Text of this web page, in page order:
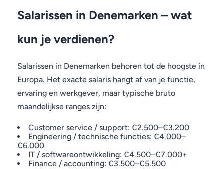
Salarissen in Denemarken – wat
kun je verdienen?
Salarissen in Denemarken behoren tot de hoogste in
Europa. Het exacte salaris hangt af van je functie,
ervaring en werkgever, maar typische bruto
maandelijkse ranges zijn:
Customer service / support: €2.500–€3.200
Engineering / technische functies: €4.000–
€6.000
IT / softwareontwikkeling: €4.500–€7.000+
Finance / accounting: €3.500–€5.500